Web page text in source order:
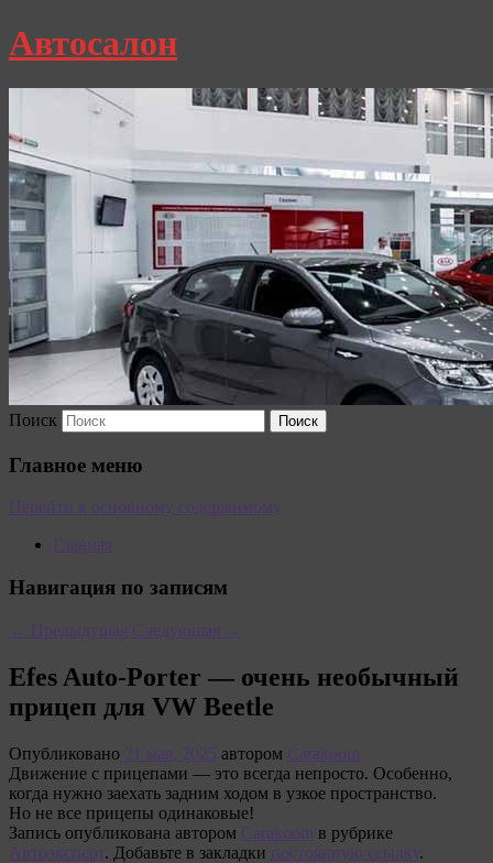
Автосалон
Поиск
Главное меню
Перейти к основному содержимому
Главная
Навигация по записям
← Предыдущая Следующая →
Efes Auto-Porter — очень необычный
прицеп для VW Beetle
Опубликовано 21 мая, 2025 автором Carakoom
Движение с прицепами — это всегда непросто. Особенно,
когда нужно заехать задним ходом в узкое пространство.
Но не все прицепы одинаковые!
Запись опубликована автором Carakoom в рубрике
Автоэксперт. Добавьте в закладки постоянную ссылку.